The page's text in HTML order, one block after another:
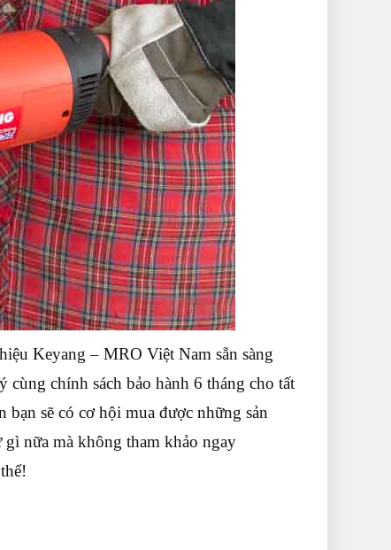
Keyang – MRO Việt Nam sẵn sàng
chính sách bảo hành 6 tháng cho tất
sẽ có cơ hội mua được những sản
nữa mà không tham khảo ngay